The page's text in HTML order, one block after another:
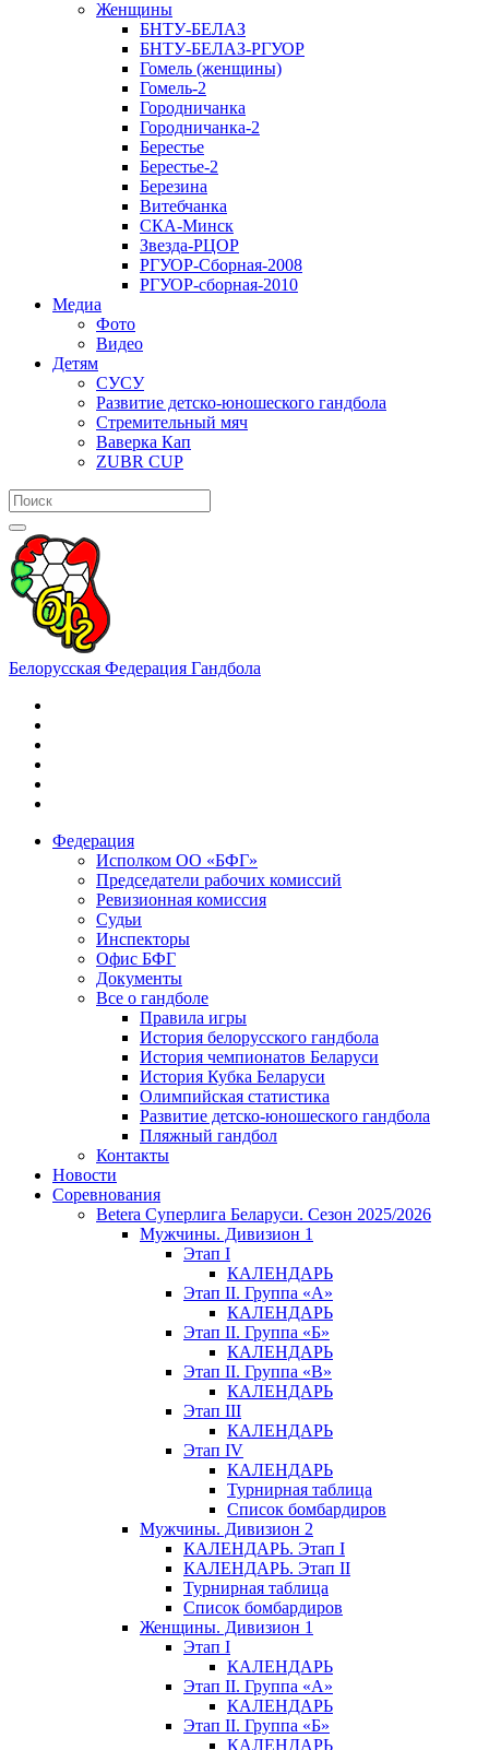
Женщины
БНТУ-БЕЛАЗ
БНТУ-БЕЛАЗ-РГУОР
Гомель (женщины)
Гомель-2
Городничанка
Городничанка-2
Берестье
Берестье-2
Березина
Витебчанка
СКА-Минск
Звезда-РЦОР
РГУОР-Сборная-2008
РГУОР-сборная-2010
Медиа
Фото
Видео
Детям
СУСУ
Развитие детско-юношеского гандбола
Стремительный мяч
Ваверка Кап
ZUBR CUP
Белорусская Федерация Гандбола
Федерация
Исполком ОО «БФГ»
Председатели рабочих комиссий
Ревизионная комиссия
Судьи
Инспекторы
Офис БФГ
Документы
Все о гандболе
Правила игры
История белорусского гандбола
История чемпионатов Беларуси
История Кубка Беларуси
Олимпийская статистика
Развитие детско-юношеского гандбола
Пляжный гандбол
Контакты
Новости
Соревнования
Betera Суперлига Беларуси. Сезон 2025/2026
Мужчины. Дивизион 1
Этап I
КАЛЕНДАРЬ
Этап II. Группа «А»
КАЛЕНДАРЬ
Этап II. Группа «Б»
КАЛЕНДАРЬ
Этап II. Группа «В»
КАЛЕНДАРЬ
Этап III
КАЛЕНДАРЬ
Этап IV
КАЛЕНДАРЬ
Турнирная таблица
Список бомбардиров
Мужчины. Дивизион 2
КАЛЕНДАРЬ. Этап I
КАЛЕНДАРЬ. Этап II
Турнирная таблица
Список бомбардиров
Женщины. Дивизион 1
Этап I
КАЛЕНДАРЬ
Этап II. Группа «А»
КАЛЕНДАРЬ
Этап II. Группа «Б»
КАЛЕНДАРЬ